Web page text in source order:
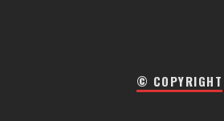
© COPYRIGHT